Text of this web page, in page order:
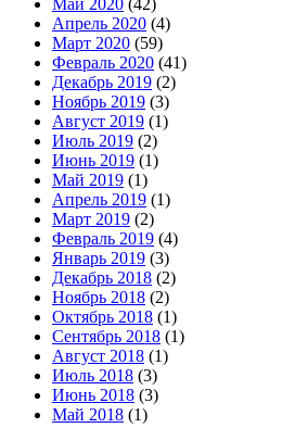
Апрель 2020 (4)
Март 2020 (59)
Февраль 2020 (41)
Декабрь 2019 (2)
Ноябрь 2019 (3)
Август 2019 (1)
Июль 2019 (2)
Июнь 2019 (1)
Май 2019 (1)
Апрель 2019 (1)
Март 2019 (2)
Февраль 2019 (4)
Январь 2019 (3)
Декабрь 2018 (2)
Ноябрь 2018 (2)
Октябрь 2018 (1)
Сентябрь 2018 (1)
Август 2018 (1)
Июль 2018 (3)
Июнь 2018 (3)
Май 2018 (1)